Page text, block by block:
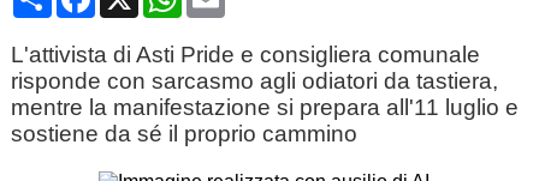
L'attivista di Asti Pride e consigliera comunale
risponde con sarcasmo agli odiatori da tastiera,
mentre la manifestazione si prepara all'11 luglio e
sostiene da sé il proprio cammino